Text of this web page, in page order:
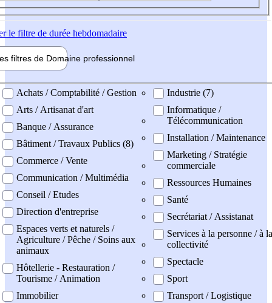
le filtre de durée hebdomadaire
filtres de Domaine professionnel
professionel
Achats / Comptabilité / Gestion
Arts / Artisanat d'art
Banque / Assurance
Bâtiment / Travaux Publics (8)
Commerce / Vente
Communication / Multimédia
Conseil / Etudes
Direction d'entreprise
Espaces verts et naturels /
Agriculture / Pêche / Soins aux
animaux
Hôtellerie - Restauration /
Tourisme / Animation
Immobilier
Industrie (7)
Informatique /
Télécommunication
Installation / Maintenance
Marketing / Stratégie
commerciale
Ressources Humaines
Santé
Secrétariat / Assistanat
Services à la personne / à la
collectivité
Spectacle
Sport
Transport / Logistique